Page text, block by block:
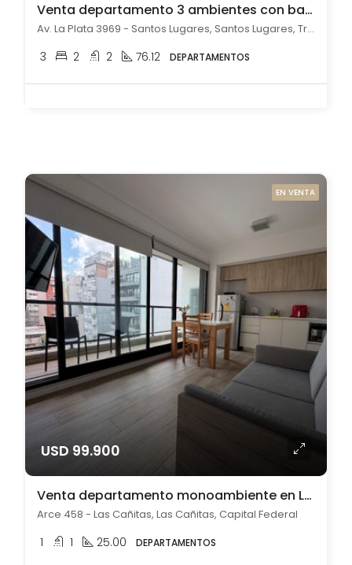
Venta departamento 3 ambientes con balcón y parrilla Santos Lugares
Av. La Plata 3969 - Santos Lugares, Santos Lugares, Tres de febrero
3 2 2 76.12 DEPARTAMENTOS
EN VENTA
USD 99.900
Venta departamento monoambiente en Las Cañitas
Arce 458 - Las Cañitas, Las Cañitas, Capital Federal
1 1 25.00 DEPARTAMENTOS